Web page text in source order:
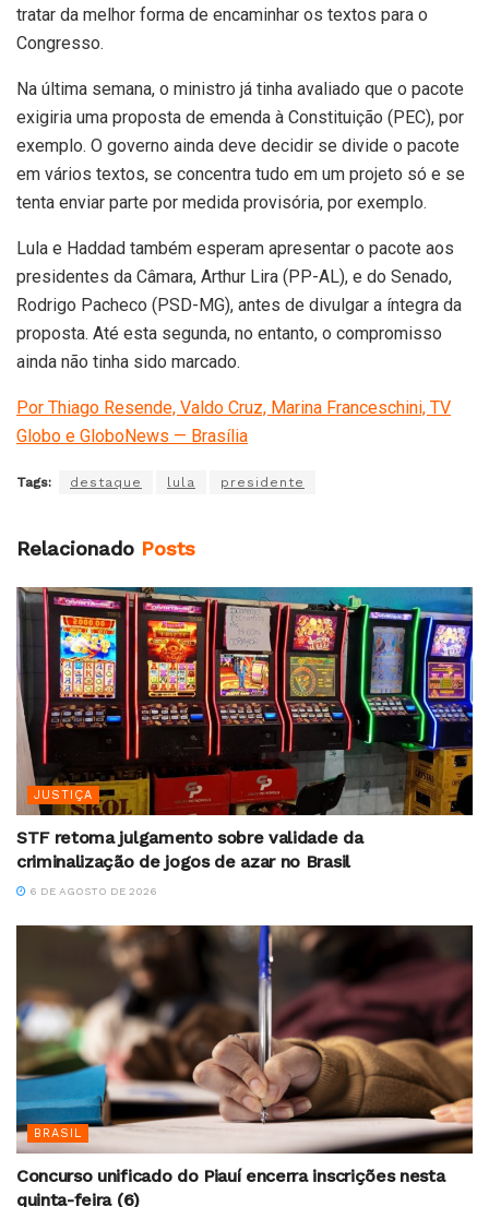
tratar da melhor forma de encaminhar os textos para o
Congresso.
Na última semana, o ministro já tinha avaliado que o pacote
exigiria uma proposta de emenda à Constituição (PEC), por
exemplo. O governo ainda deve decidir se divide o pacote
em vários textos, se concentra tudo em um projeto só e se
tenta enviar parte por medida provisória, por exemplo.
Lula e Haddad também esperam apresentar o pacote aos
presidentes da Câmara, Arthur Lira (PP-AL), e do Senado,
Rodrigo Pacheco (PSD-MG), antes de divulgar a íntegra da
proposta. Até esta segunda, no entanto, o compromisso
ainda não tinha sido marcado.
Por Thiago Resende, Valdo Cruz, Marina Franceschini, TV
Globo e GloboNews — Brasília
Tags: destaque lula presidente
Relacionado Posts
JUSTIÇA
STF retoma julgamento sobre validade da
criminalização de jogos de azar no Brasil
6 DE AGOSTO DE 2026
BRASIL
Concurso unificado do Piauí encerra inscrições nesta
quinta-feira (6)